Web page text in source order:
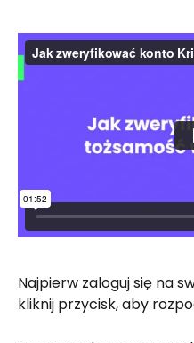
Najpierw zaloguj się na
kliknij przycisk, aby